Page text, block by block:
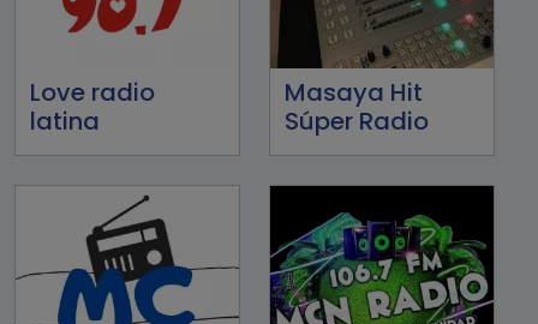
Love radio
latina
Masaya Hit
Súper Radio